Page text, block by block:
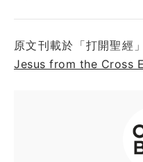
原文刊載於「打開聖經
Jesus from the Cross